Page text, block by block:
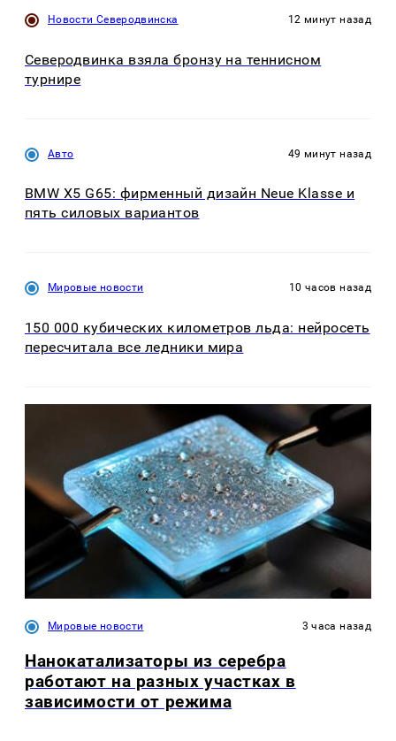
Новости Северодвинска 12 минут назад
Северодвинка взяла бронзу на теннисном
турнире
Авто 49 минут назад
BMW X5 G65: фирменный дизайн Neue Klasse и
пять силовых вариантов
Мировые новости 10 часов назад
150 000 кубических километров льда: нейросеть
пересчитала все ледники мира
Мировые новости 3 часа назад
Нанокатализаторы из серебра
работают на разных участках в
зависимости от режима